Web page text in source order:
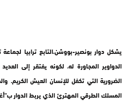
يشكل دوار بونصير-بووشن،التابع ترابيا
الدواوير المجاورة له، لكونه يفتقر إلى
الضرورية التي تكفل للإنسان العيش الكريم.
المسلك الطرقي المهترئ الذي يربط الدوار